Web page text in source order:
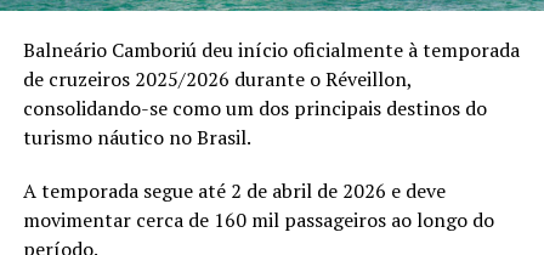
sobre acesso, mentalidade e evolução real”, afirma.
Entre os convidados, destacaram-se empresários como
Ricardo Soares, James Kruel, Daniel Chiesa e Darci
Sttrack que vivenciaram um ambiente de trocas
profundas sobre expansão de mentalidade e
posicionamento.
Balneário Camboriú deu início oficialmente à temporada
de cruzeiros 2025/2026 durante o Réveillon,
consolidando-se como um dos principais destinos do
turismo náutico no Brasil.
A temporada segue até 2 de abril de 2026 e deve
movimentar cerca de 160 mil passageiros ao longo do
período.